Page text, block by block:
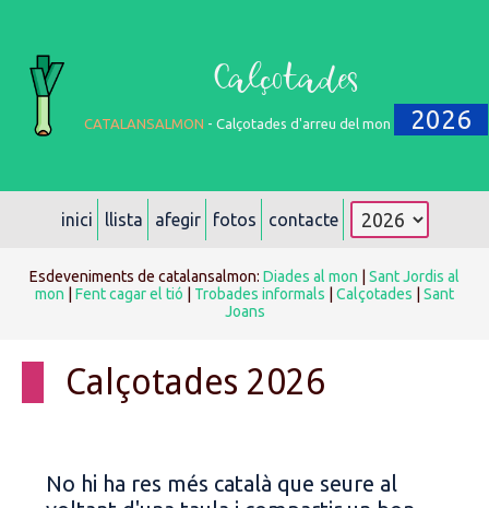
Calçotades
CATALANSALMON - Calçotades d'arreu del mon 2026
inici llista afegir fotos contacte
Esdeveniments de catalansalmon: Diades al mon
Sant Jordis al
mon
Fent cagar el tió Trobades informals Calçotades
Sant
Joans
Calçotades 2026
No hi ha res més català que seure al